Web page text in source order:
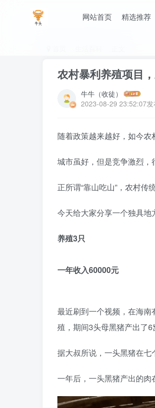
网站首页 精选推荐
农村暴利养殖项目
牛牛（收徒）
2023-08-29 23:52:07
随着政策越来越好，如今农
城市虽好，但是竞争激烈
正所谓“靠山吃山”，农村传
今天给大家分享一个独具地
养殖3只
一年收入60000元
最近刷到一个视频，在海
殖，期间3头母黑猪产出了6
据大叔所说，一头黑猪在七
一年后，一头黑猪产出的